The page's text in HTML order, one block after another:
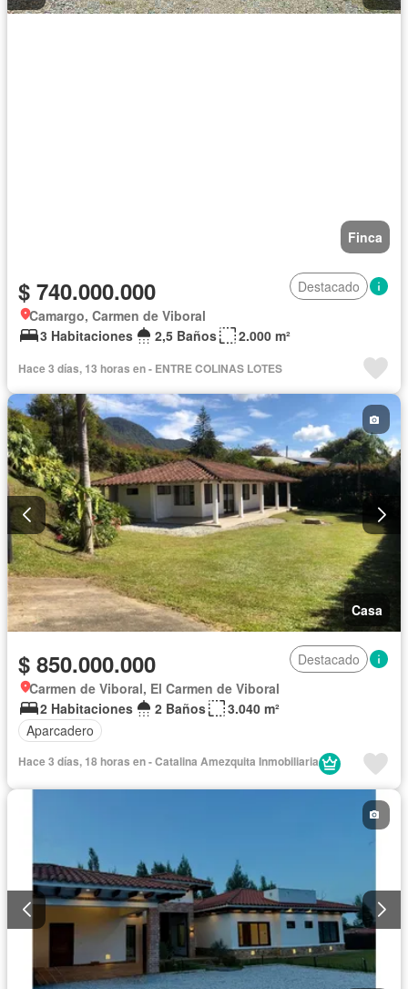
Finca
$ 740.000.000
Destacado
Camargo, Carmen de Viboral
3 Habitaciones
2,5 Baños 2.000 m²
Hace 3 días, 13 horas en - ENTRE COLINAS LOTES
Casa
$ 850.000.000
Destacado
Carmen de Viboral, El Carmen de Viboral
2 Habitaciones
2 Baños
3.040 m²
Aparcadero
Hace 3 días, 18 horas en - Catalina Amezquita Inmobiliaria